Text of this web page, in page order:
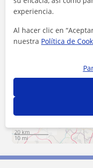
Moraleja de Enmedio
Alcobendas
20 km
10 mi
experiencia.
Al hacer clic en
nuestra Política de